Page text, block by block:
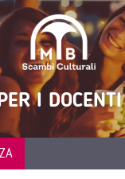
I DOCENTI